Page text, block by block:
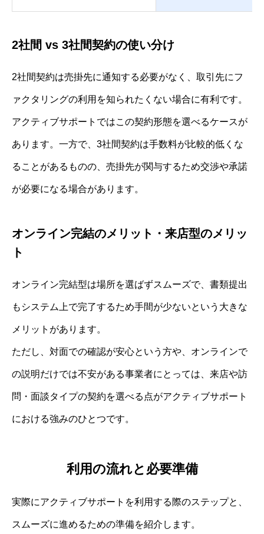
2社間 vs 3社間契約の使い分け
2社間契約は売掛先に通知する必要がなく、取引先にフ
ァクタリングの利用を知られたくない場合に有利です。
アクティブサポートではこの契約形態を選べるケースが
あります。一方で、3社間契約は手数料が比較的低くな
ることがあるものの、売掛先が関与するため交渉や承諾
が必要になる場合があります。
オンライン完結のメリット・来店型のメリッ
ト
オンライン完結型は場所を選ばずスムーズで、書類提出
もシステム上で完了するため手間が少ないという大きな
メリットがあります。
ただし、対面での確認が安心という方や、オンラインで
の説明だけでは不安がある事業者にとっては、来店や訪
問・面談タイプの契約を選べる点がアクティブサポート
における強みのひとつです。
利用の流れと必要準備
実際にアクティブサポートを利用する際のステップと、
スムーズに進めるための準備を紹介します。